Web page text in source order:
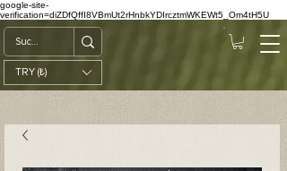
google-site-
verification=diZDfQffI8VBmUt2rHnbkYDIrcztmWKEWt5_Om4tH5U
TRY (₺)